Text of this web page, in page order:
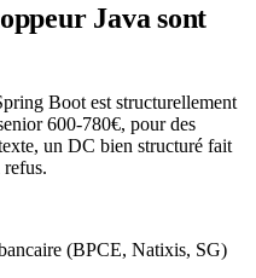
Java sont
Boot est structurellement
600-780€, pour des
un DC bien structuré fait
(BPCE, Natixis, SG)